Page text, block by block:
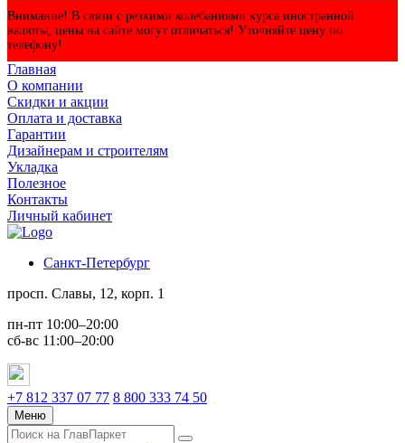
Внимание! В связи с резкими колебаниями курса иностранной
валюты, цены на сайте могут отличаться! Уточняйте цену по
телефону!
Главная
О компании
Скидки и акции
Оплата и доставка
Гарантии
Дизайнерам и строителям
Укладка
Полезное
Контакты
Личный кабинет
Санкт-Петербург
просп. Славы, 12, корп. 1
пн-пт 10:00–20:00
сб-вс 11:00–20:00
+7 812 337 07 77 8 800 333 74 50
Меню